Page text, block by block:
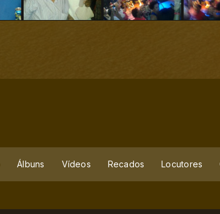
Álbuns Vídeos Recados Locutores